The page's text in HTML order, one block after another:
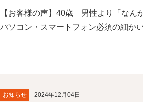
【お客様の声】40歳 男性より「なん
パソコン・スマートフォン必須の細か
お知らせ 2024年12月04日